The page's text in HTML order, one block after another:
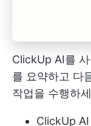
ClickUp AI를
를 요약하고 다
작업을 수행하
ClickUp AI